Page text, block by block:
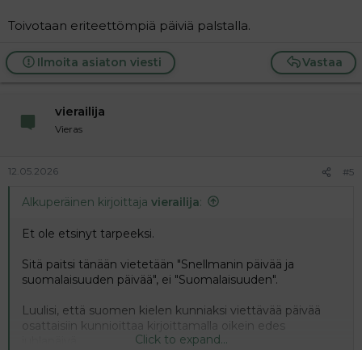
Toivotaan eriteettömpiä päiviä palstalla.
Vastaa
Ilmoita asiaton viesti
vierailija
Vieras
12.05.2026 #5
Alkuperäinen kirjoittaja vierailija:
Et ole etsinyt tarpeeksi.
Sitä paitsi tänään vietetään "Snellmanin päivää ja
suomalaisuuden päivää", ei "Suomalaisuuden".
Luulisi, että suomen kielen kunniaksi viettävää päivää
osattaisiin kunnioittaa kirjoittamalla oikein edes
Click to expand...